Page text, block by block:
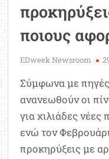
ποιους
EDweek Newsroom
Σύμφωνα με
ανανεωθούν οι
για χιλιάδες
ενώ τον
προκηρύξεις με